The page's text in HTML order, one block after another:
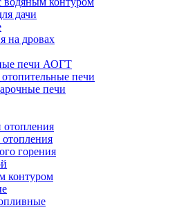
дачи
на дровах
печи АОГТ
печи
печи
горения
контуром